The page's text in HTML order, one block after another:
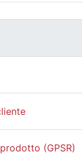
(GPSR)